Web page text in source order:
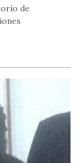
de